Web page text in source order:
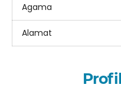
Agama
Alamat